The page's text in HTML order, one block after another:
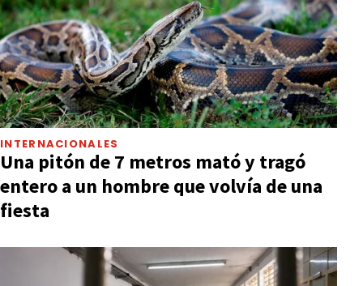
INTERNACIONALES
Una pitón de 7 metros mató y tragó
entero a un hombre que volvía de una
fiesta